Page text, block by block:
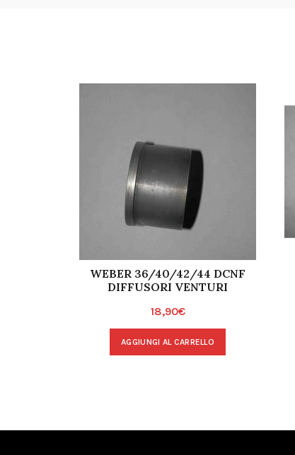
WEBER 36/40/42/44 DCNF
DIFFUSORI VENTURI
18,90€
AGGIUNGI AL CARRELLO